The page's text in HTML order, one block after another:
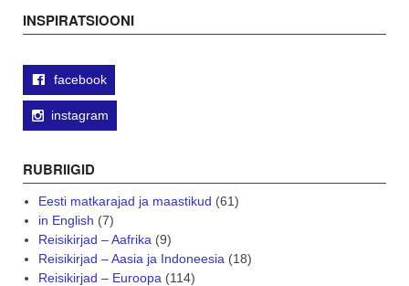
INSPIRATSIOONI
facebook
instagram
RUBRIIGID
Eesti matkarajad ja maastikud (61)
in English (7)
Reisikirjad – Aafrika (9)
Reisikirjad – Aasia ja Indoneesia (18)
Reisikirjad – Euroopa (114)